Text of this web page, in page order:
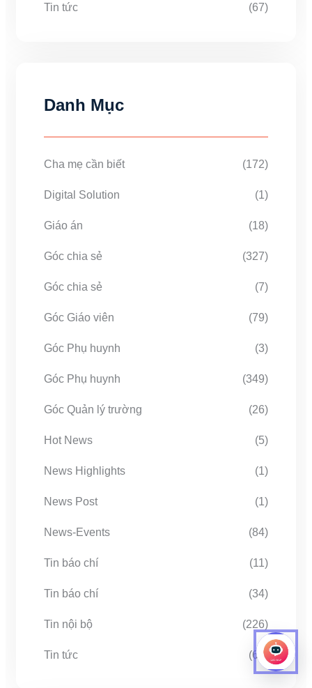
Tin tức (67)
Danh Mục
Cha mẹ cần biết (172)
Digital Solution (1)
Giáo án (18)
Góc chia sẻ (327)
Góc chia sẻ (7)
Góc Giáo viên (79)
Góc Phụ huynh (3)
Góc Phụ huynh (349)
Góc Quản lý trường (26)
Hot News (5)
News Highlights (1)
News Post (1)
News-Events (84)
Tin báo chí (11)
Tin báo chí (34)
Tin nội bộ (226)
Tin tức (67)